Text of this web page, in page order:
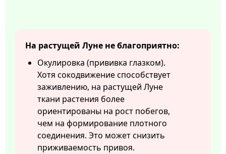
На растущей Луне не благоприятно:
Окулировка (прививка глазком).
Хотя сокодвижение способствует
заживлению, на растущей Луне
ткани растения более
ориентированы на рост побегов,
чем на формирование плотного
соединения. Это может снизить
приживаемость привоя.